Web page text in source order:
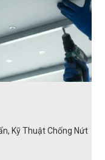
Kỹ Thuật Chống Nứt